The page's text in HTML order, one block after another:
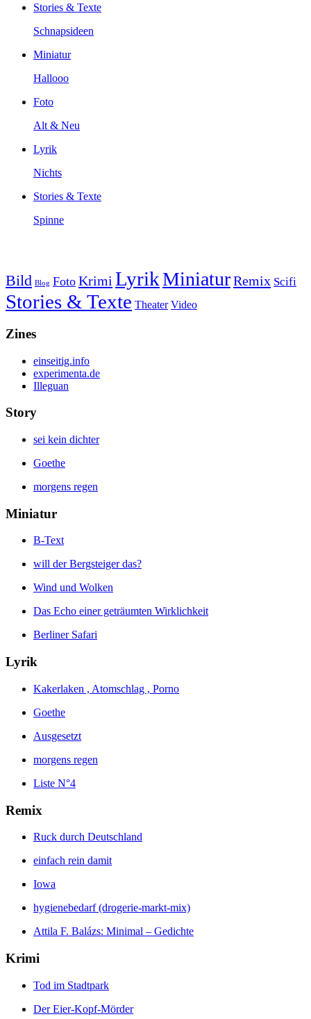
Stories & Texte
Schnapsideen
Miniatur
Hallooo
Foto
Alt & Neu
Lyrik
Nichts
Stories & Texte
Spinne
Bild Blog Foto Krimi LyrikMiniaturRemix Scifi
Stories & Texte Theater Video
Zines
einseitig.info
experimenta.de
Illeguan
Story
sei kein dichter
Goethe
morgens regen
Miniatur
B-Text
will der Bergsteiger das?
Wind und Wolken
Das Echo einer geträumten Wirklichkeit
Berliner Safari
Lyrik
Kakerlaken , Atomschlag , Porno
Goethe
Ausgesetzt
morgens regen
Liste N°4
Remix
Ruck durch Deutschland
einfach rein damit
Iowa
hygienebedarf (drogerie-markt-mix)
Attila F. Balázs: Minimal – Gedichte
Krimi
Tod im Stadtpark
Der Eier-Kopf-Mörder